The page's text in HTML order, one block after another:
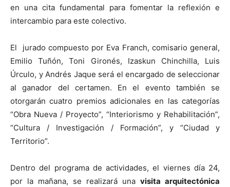
en una cita fundamental para fomentar la reflexión e
intercambio para este colectivo.
El jurado compuesto por Eva Franch, comisario general,
Emilio Tuñón, Toni Gironés, Izaskun Chinchilla, Luis
Úrculo, y Andrés Jaque será el encargado de seleccionar
al ganador del certamen. En el evento también se
otorgarán cuatro premios adicionales en las categorías
“Obra Nueva / Proyecto”, “Interiorismo y Rehabilitación”,
“Cultura / Investigación / Formación”, y “Ciudad y
Territorio”.
Dentro del programa de actividades, el viernes día 24,
por la mañana, se realizará una visita arquitectónica